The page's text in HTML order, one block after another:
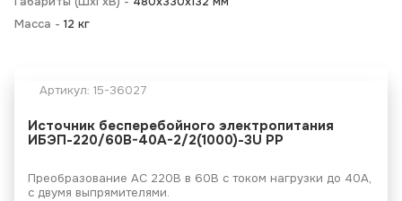
Масса - 12 кг
Артикул: 15-36027
Источник бесперебойного электропитания
ИБЭП-220/60B-40A-2/2(1000)-3U РР
Преобразование АС 220В в 60В с током нагрузки до 40А,
с двумя выпрямителями.